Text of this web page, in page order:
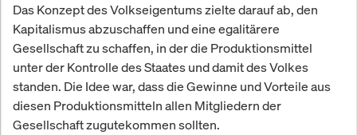
Das Konzept des Volkseigentums zielte darauf ab, den
Kapitalismus abzuschaffen und eine egalitärere
Gesellschaft zu schaffen, in der die Produktionsmittel
unter der Kontrolle des Staates und damit des Volkes
standen. Die Idee war, dass die Gewinne und Vorteile aus
diesen Produktionsmitteln allen Mitgliedern der
Gesellschaft zugutekommen sollten.